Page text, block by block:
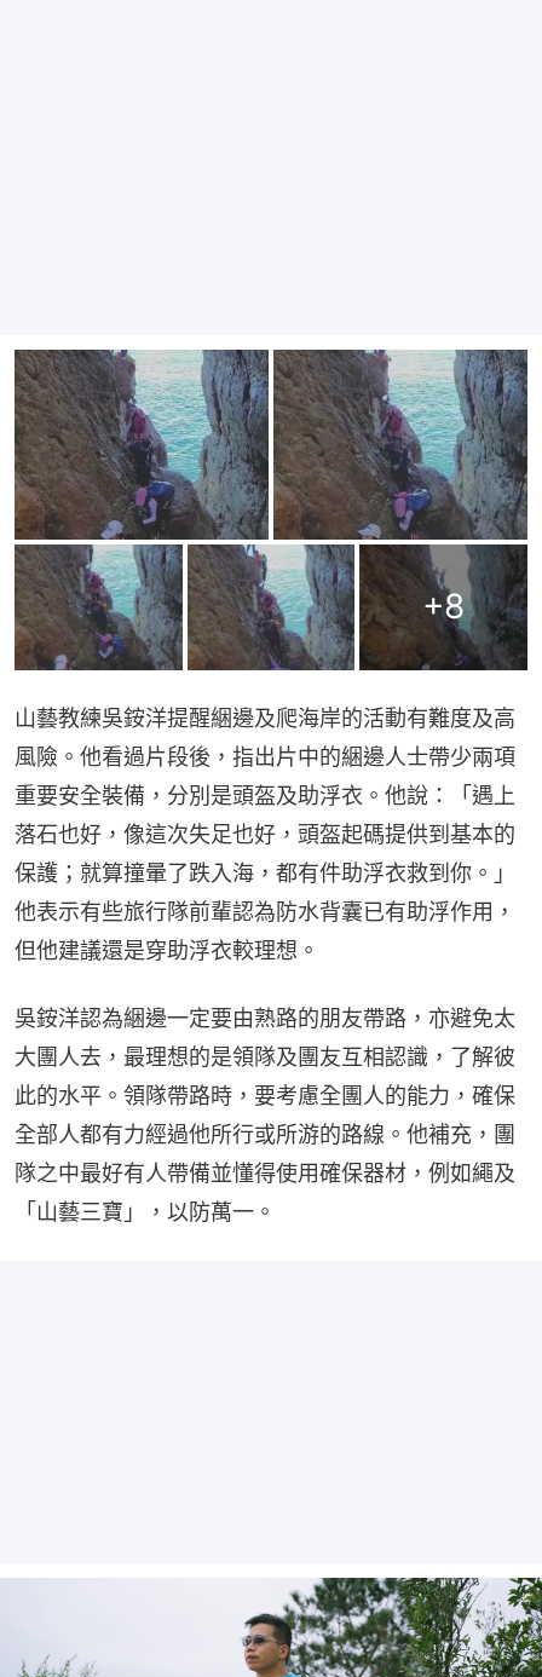
+8
山藝教練吳銨洋提醒綑邊及爬海岸的活動有難度及高
風險。他看過片段後，指出片中的綑邊人士帶少兩項
重要安全裝備，分別是頭盔及助浮衣。他說：「遇上
落石也好，像這次失足也好，頭盔起碼提供到基本的
保護；就算撞暈了跌入海，都有件助浮衣救到你。」
他表示有些旅行隊前輩認為防水背囊已有助浮作用，
但他建議還是穿助浮衣較理想。
吳銨洋認為綑邊一定要由熟路的朋友帶路，亦避免太
大團人去，最理想的是領隊及團友互相認識，了解彼
此的水平。領隊帶路時，要考慮全團人的能力，確保
全部人都有力經過他所行或所游的路線。他補充，團
隊之中最好有人帶備並懂得使用確保器材，例如繩及
「山藝三寶」，以防萬一。